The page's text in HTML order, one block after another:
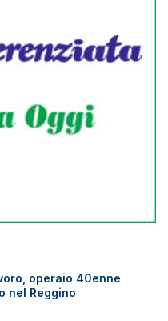
operaio 40enne
nel Reggino